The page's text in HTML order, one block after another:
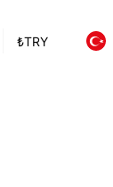
₺TRY